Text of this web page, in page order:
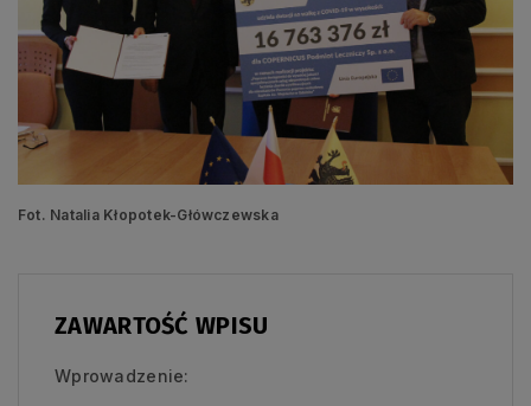
Fot. Natalia Kłopotek-Główczewska
ZAWARTOŚĆ WPISU
Wprowadzenie: